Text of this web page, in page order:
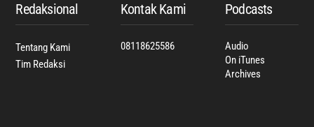
Redaksional
Tentang Kami
Tim Redaksi
Kontak Kami
08118625586
Podcasts
Audio
On iTunes
Archives